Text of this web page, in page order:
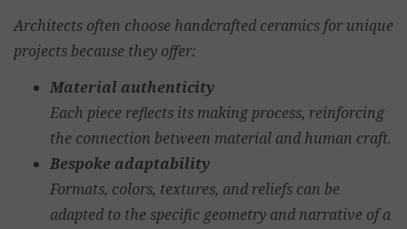
Architects often choose handcrafted ceramics for unique
projects because they offer:
Material authenticity
Each piece reflects its making process, reinforcing
the connection between material and human craft.
Bespoke adaptability
Formats, colors, textures, and reliefs can be
adapted to the specific geometry and narrative of a